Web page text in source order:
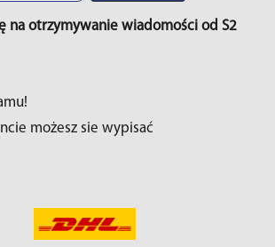
na otrzymywanie wiadomości od S2
możesz sie wypisać